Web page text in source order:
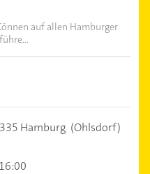
auf allen Hamburger
Hamburg (Ohlsdorf)